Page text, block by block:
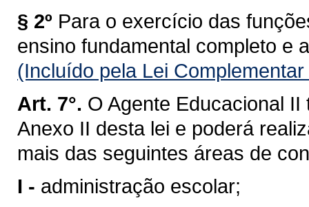
§ 2º Para o exercício das
ensino fundamental completo e
(Incluído pela Lei
Art. 7°. O Agente Educacional
Anexo II desta lei e poderá
mais das seguintes áreas de
I - administração escolar;